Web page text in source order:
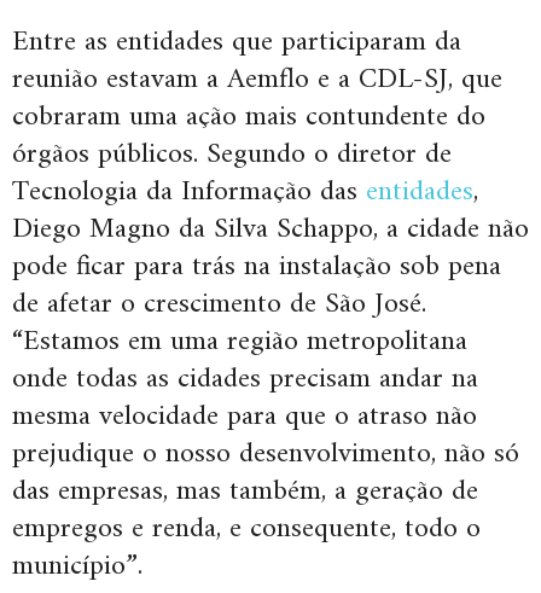
Entre as entidades que participaram da
reunião estavam a Aemflo e a CDL-SJ, que
cobraram uma ação mais contundente do
órgãos públicos. Segundo o diretor de
Tecnologia da Informação das entidades,
Diego Magno da Silva Schappo, a cidade não
pode ficar para trás na instalação sob pena
de afetar o crescimento de São José.
“Estamos em uma região metropolitana
onde todas as cidades precisam andar na
mesma velocidade para que o atraso não
prejudique o nosso desenvolvimento, não só
das empresas, mas também, a geração de
empregos e renda, e consequente, todo o
município”.